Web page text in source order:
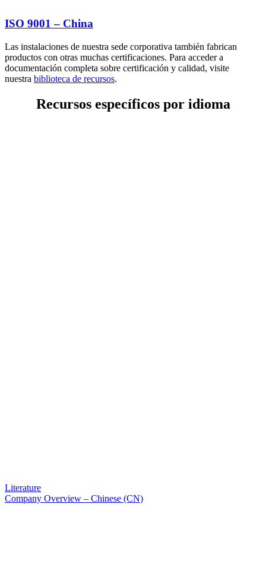
ISO 9001 – China
Las instalaciones de nuestra sede corporativa también fabrican
productos con otras muchas certificaciones. Para acceder a
documentación completa sobre certificación y calidad, visite
nuestra biblioteca de recursos.
Recursos específicos por idioma
Literature
Company Overview – Chinese (CN)